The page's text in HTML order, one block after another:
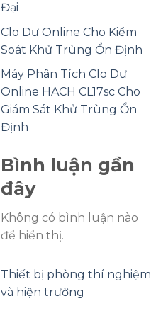
Đại
Clo Dư Online Cho Kiểm
Soát Khử Trùng Ổn Định
Máy Phân Tích Clo Dư
Online HACH CL17sc Cho
Giám Sát Khử Trùng Ổn
Định
Bình luận gần
đây
Không có bình luận nào
để hiển thị.
Thiết bị phòng thí nghiệm
và hiện trường